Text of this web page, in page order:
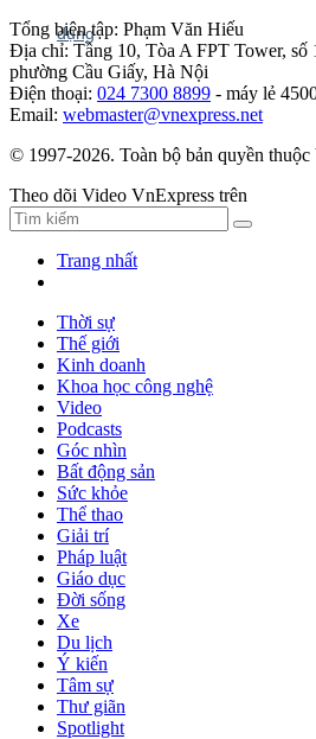
Tổng biên tập: Phạm Văn Hiếu
Địa chỉ: Tầng 10, Tòa A FPT Tower, số
phường Cầu Giấy, Hà Nội
Điện thoại: 024 7300 8899 - máy lẻ
Email: webmaster@vnexpress.net
© 1997-2026. Toàn bộ bản quyền thuộc
Theo dõi Video VnExpress trên
Trang nhất
Thời sự
Thế giới
Kinh doanh
Khoa học công nghệ
Video
Podcasts
Góc nhìn
Bất động sản
Sức khỏe
Thể thao
Giải trí
Pháp luật
Giáo dục
Đời sống
Xe
Du lịch
Ý kiến
Tâm sự
Thư giãn
Spotlight